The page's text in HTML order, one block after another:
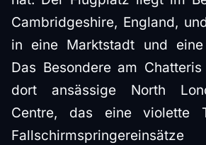
Cambridgeshire, England,
in eine Marktstadt und eine
Das Besondere am
dort ansässige North
Centre, das eine violette